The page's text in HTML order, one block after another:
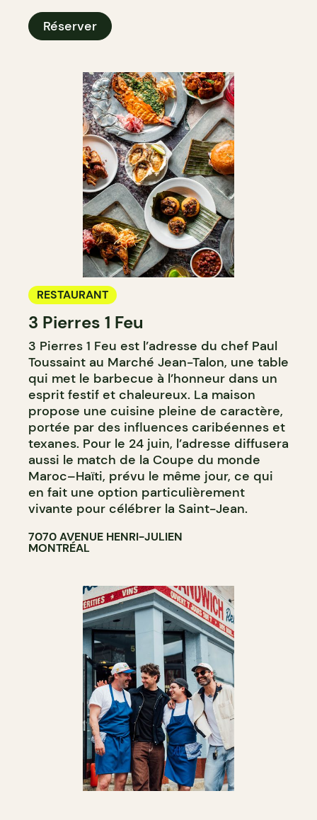
Réserver
RESTAURANT
3 Pierres 1 Feu
3 Pierres 1 Feu est l’adresse du chef Paul
Toussaint au Marché Jean-Talon, une table
qui met le barbecue à l’honneur dans un
esprit festif et chaleureux. La maison
propose une cuisine pleine de caractère,
portée par des influences caribéennes et
texanes. Pour le 24 juin, l’adresse diffusera
aussi le match de la Coupe du monde
Maroc–Haïti, prévu le même jour, ce qui
en fait une option particulièrement
vivante pour célébrer la Saint-Jean.
7070 AVENUE HENRI-JULIEN
MONTRÉAL